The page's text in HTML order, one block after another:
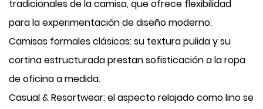
tradicionales de la camisa, que ofrece flexibilidad
para la experimentación de diseño moderno:
Camisas formales clásicas: su textura pulida y su
cortina estructurada prestan sofisticación a la ropa
de oficina a medida.
Casual & Resortwear: el aspecto relajado como lino se